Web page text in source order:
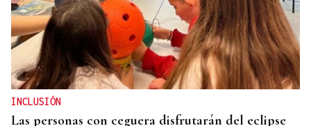
INCLUSIÓN
Las personas con ceguera disfrutarán del eclipse